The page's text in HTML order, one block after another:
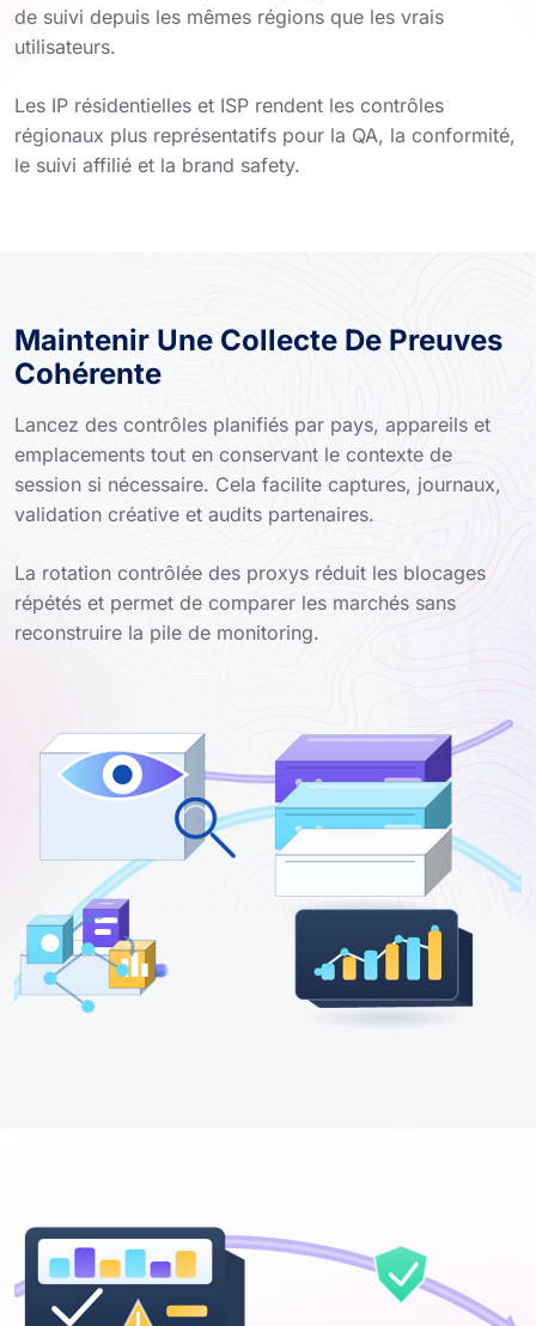
de suivi depuis les mêmes régions que les vrais
utilisateurs.
Les IP résidentielles et ISP rendent les contrôles
régionaux plus représentatifs pour la QA, la conformité,
le suivi affilié et la brand safety.
Maintenir Une Collecte De Preuves
Cohérente
Lancez des contrôles planifiés par pays, appareils et
emplacements tout en conservant le contexte de
session si nécessaire. Cela facilite captures, journaux,
validation créative et audits partenaires.
La rotation contrôlée des proxys réduit les blocages
répétés et permet de comparer les marchés sans
reconstruire la pile de monitoring.